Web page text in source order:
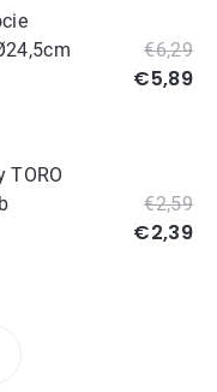
€6,29
€5,89
TORO
€2,59
€2,39